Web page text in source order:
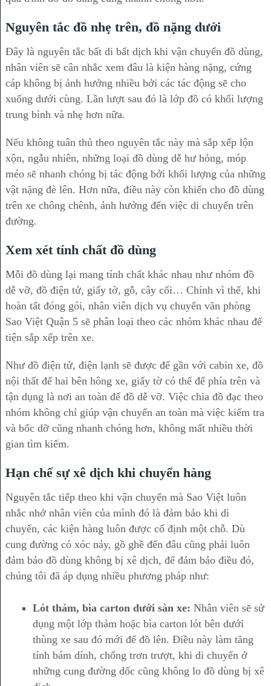
Nguyên tắc đồ nhẹ trên, đồ nặng dưới
Đây là nguyên tắc bất di bất dịch khi vận chuyển đồ dùng,
nhân viên sẽ cân nhắc xem đâu là kiện hàng nặng, cứng
cáp không bị ảnh hưởng nhiều bởi các tác động sẽ cho
xuống dưới cùng. Lần lượt sau đó là lớp đồ có khối lượng
trung bình và nhẹ hơn nữa.
Nếu không tuân thủ theo nguyên tắc này mà sắp xếp lộn
xộn, ngẫu nhiên, những loại đồ dùng dễ hư hỏng, móp
méo sẽ nhanh chóng bị tác động bởi khối lượng của những
vật nặng đè lên. Hơn nữa, điều này còn khiến cho đồ dùng
trên xe chông chênh, ảnh hưởng đến việc di chuyển trên
đường.
Xem xét tính chất đồ dùng
Mỗi đồ dùng lại mang tính chất khác nhau như nhóm đồ
dễ vỡ, đồ điện tử, giấy tờ, gỗ, cây cối… Chính vì thế, khi
hoàn tất đóng gói, nhân viên dịch vụ chuyển văn phòng
Sao Việt Quận 5 sẽ phân loại theo các nhóm khác nhau để
tiện sắp xếp trên xe.
Như đồ điện tử, điện lạnh sẽ được để gần với cabin xe, đồ
nội thất để hai bên hông xe, giấy tờ có thể để phía trên và
tận dụng là nơi an toàn để đồ dễ vỡ. Việc chia đồ đạc theo
nhóm không chỉ giúp vận chuyển an toàn mà việc kiểm tra
và bốc dỡ cũng nhanh chóng hơn, không mất nhiều thời
gian tìm kiếm.
Hạn chế sự xê dịch khi chuyển hàng
Nguyên tắc tiếp theo khi vận chuyển mà Sao Việt luôn
nhắc nhở nhân viên của mình đó là đảm bảo khi di
chuyển, các kiện hàng luôn được cố định một chỗ. Dù
cung đường có xóc nảy, gồ ghề đến đâu cũng phải luôn
đảm bảo đồ dùng không bị xê dịch, để đảm bảo điều đó,
chúng tôi đã áp dụng nhiều phương pháp như:
Lót thảm, bìa carton dưới sàn xe: Nhân viên sẽ sử
dụng một lớp thảm hoặc bìa carton lót bên dưới
thùng xe sau đó mới để đồ lên. Điều này làm tăng
tính bám dính, chống trơn trượt, khi di chuyển ở
những cung đường dốc cũng không lo đồ dùng bị xê